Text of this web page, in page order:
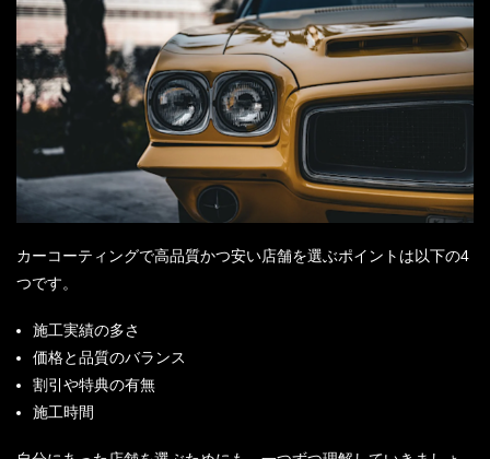
カーコーティングで高品質かつ安い店舗を選ぶポイントは以下の4
つです。
施工実績の多さ
価格と品質のバランス
割引や特典の有無
施工時間